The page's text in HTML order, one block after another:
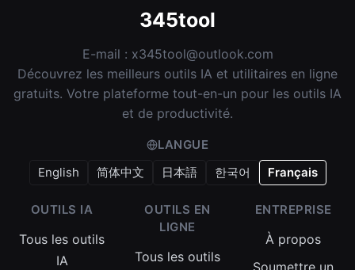
345tool
E-mail : x345tool@outlook.com
Découvrez les meilleurs outils IA et utilitaires en ligne
gratuits. Votre plateforme tout-en-un pour les outils IA
et de productivité.
LANGUE
English
简体中文 日本語 한국어 Français
OUTILS IA
Tous les outils
IA
OUTILS EN
LIGNE
Tous les outils
ENTREPRISE
À propos
Soumettre un